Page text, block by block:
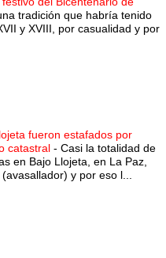
tradición que habría tenido
y XVIII, por casualidad y por
fueron estafados por
catastral - Casi la totalidad de
en Bajo Llojeta, en La Paz,
y por eso l...